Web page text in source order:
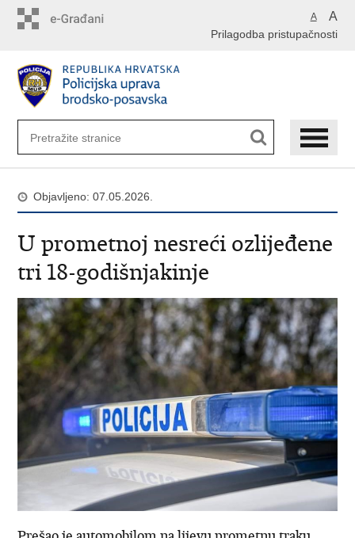
A A
Prilagodba pristupačnosti
Objavljeno: 07.05.2026.
U prometnoj nesreći ozlijeđene
tri 18-godišnjakinje